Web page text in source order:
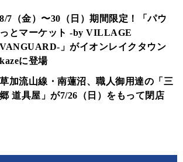
8/7（金）〜30（日）期間限定！「パウ
っとマーケット -by VILLAGE
VANGUARD-」がイオンレイクタウン
kazeに登場
草加流山線・南蓮沼、職人御用達の「三
郷 道具屋」が7/26（日）をもって閉店